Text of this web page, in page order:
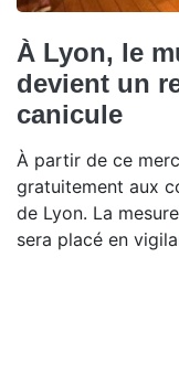
À Lyon, le
devient un
canicule
À partir de ce
gratuitement aux
de Lyon. La
sera placé en